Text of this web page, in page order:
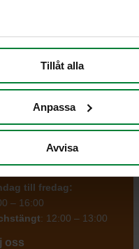
Tillåt alla
Anpassa
Avvisa
Filmer
369 30
till fredag:
– 16:00
: 12:00 – 13:00
oss